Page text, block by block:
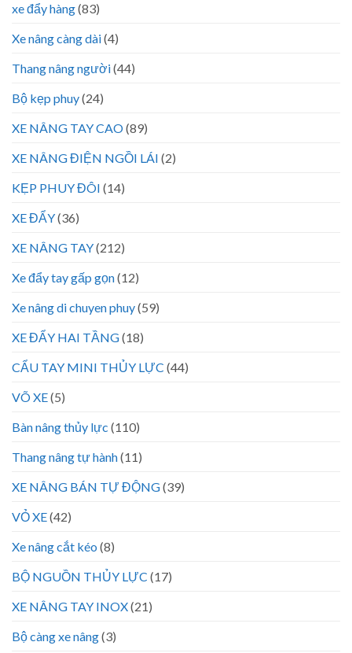
xe đẩy hàng(83)
Xe nâng càng dài(4)
Thang nâng người(44)
Bộ kẹp phuy(24)
XE NÂNG TAY CAO(89)
XE NÂNG ĐIỆN NGỒI LÁI (2)
KẸP PHUY ĐÔI (14)
XE ĐẨY(36)
XE NÂNG TAY(212)
Xe đẩy tay gấp gọn(12)
Xe nâng di chuyen phuy(59)
XE ĐẨY HAI TẦNG(18)
CẨU TAY MINI THỦY LỰC (44)
VÕ XE(5)
Bàn nâng thủy lực (110)
Thang nâng tự hành(11)
XE NÂNG BÁN TỰ ĐỘNG(39)
VỎ XE(42)
Xe nâng cắt kéo (8)
BỘ NGUỒN THỦY LỰC (17)
XE NÂNG TAY INOX(21)
Bộ càng xe nâng(3)